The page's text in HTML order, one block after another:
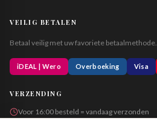
VEILIG BETALEN
Betaal veilig met uw favoriete betaalmethode.
iDEAL | Wero Overboeking Visa
VERZENDING
Voor 16:00 besteld = vandaag verzonden